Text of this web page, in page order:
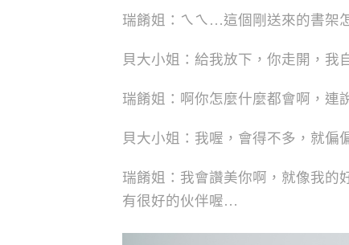
瑞餚姐：ㄟㄟ…這個剛送來的書架
貝大小姐：給我放下，你走開，我
瑞餚姐：啊你怎麼什麼都會啊，連
貝大小姐：我喔，會得不多，就偏
瑞餚姐：我會讚美你啊，就像我的
有很好的伙伴喔…